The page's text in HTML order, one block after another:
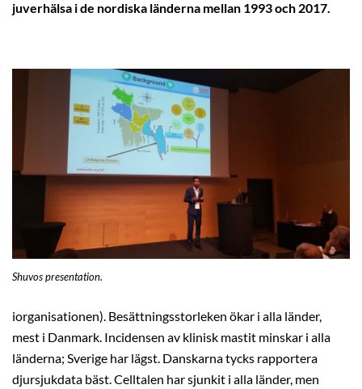
juverhälsa i de nordiska länderna mellan 1993 och 2017.
Shuvos presentation.
iorganisationen). Besättningsstorleken ökar i alla länder,
mest i Danmark. Incidensen av klinisk mastit minskar i alla
länderna; Sverige har lägst. Danskarna tycks rapportera
djursjukdata bäst. Celltalen har sjunkit i alla länder, men